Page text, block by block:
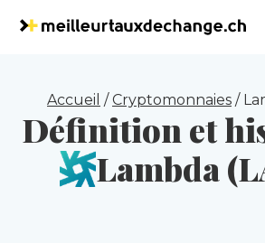
Accueil /Cryptomonnaies /
Définition et
Lambda